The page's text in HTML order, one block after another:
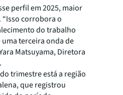
perfil em 2025, maior
“Isso corrobora o
do trabalho
terceira onda de
Matsuyama, Diretora
trimestre está a região
que registrou